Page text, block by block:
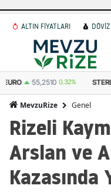
ALTIN FİYATLARI
STERLIN 64,4811 0.38%
MevzuRize Genel
Rizeli
Arslan ve
Kazasında